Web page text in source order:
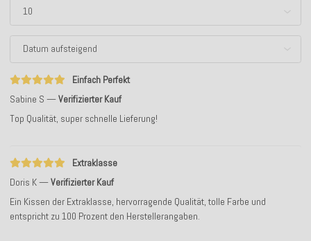
Einfach Perfekt
Sabine S
Verifizierter Kauf
Top Qualität, super schnelle Lieferung!
Extraklasse
Doris K
Verifizierter Kauf
Ein Kissen der Extraklasse, hervorragende Qualität, tolle Farbe und
entspricht zu 100 Prozent den Herstellerangaben.